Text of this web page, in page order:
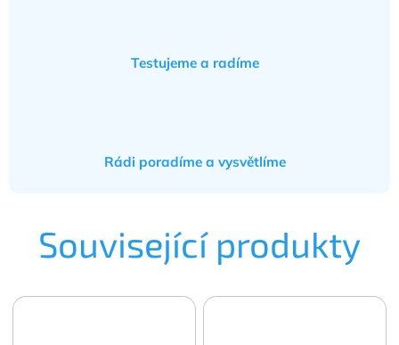
Testujeme a radíme
Rádi poradíme a vysvětlíme
Související produkty